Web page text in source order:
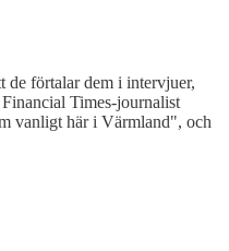
de förtalar dem i intervjuer,
Times-journalist
vanligt här i Värmland", och